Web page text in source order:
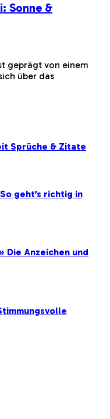
Sonne &
geprägt von einem
über das
Sprüche & Zitate
geht’s richtig in
Die Anzeichen und